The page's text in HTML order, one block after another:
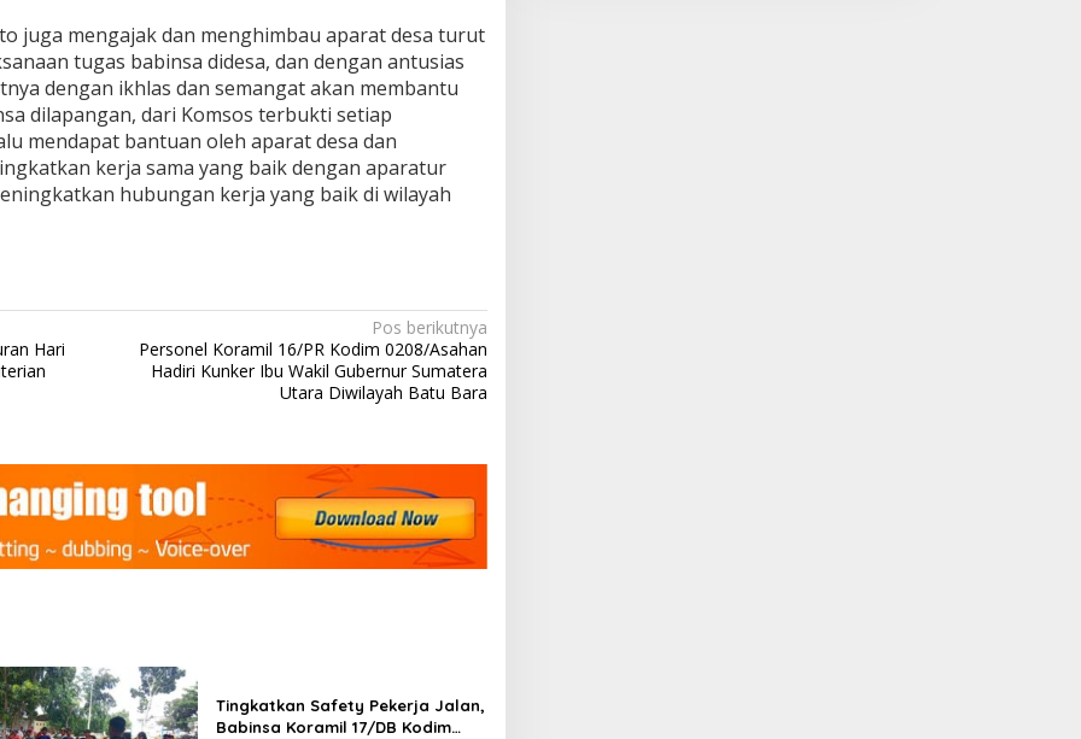
juga mengajak dan menghimbau aparat desa turut
tugas babinsa didesa, dan dengan antusias
dengan ikhlas dan semangat akan membantu
dilapangan, dari Komsos terbukti setiap
mendapat bantuan oleh aparat desa dan
kerja sama yang baik dengan aparatur
hubungan kerja yang baik di wilayah
Hari
Pos berikutnya
Personel Koramil 16/PR Kodim 0208/Asahan
Hadiri Kunker Ibu Wakil Gubernur Sumatera
Utara Diwilayah Batu Bara
Tingkatkan Safety Pekerja Jalan,
Babinsa Koramil 17/DB Kodim